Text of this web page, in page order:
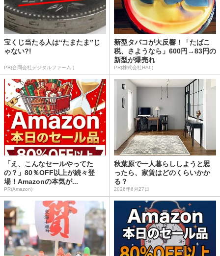
宝くじ当たる人は“たまたま”じ
ゃない?!
PR(合同会社デジタルファーム )
新型タバコが大反響！「たばこ
税、さようなら」600円→83円の
新型が爆売れ
PR(株式会社HAL)
「え、こんなセールやってた
の？」80％OFF以上が続々登
場！Amazonの本気が...
PR(Amazon)
秋葉原で一人暮らししようと思
ったら、家賃はどのくらいかか
る？
2026年6月27日